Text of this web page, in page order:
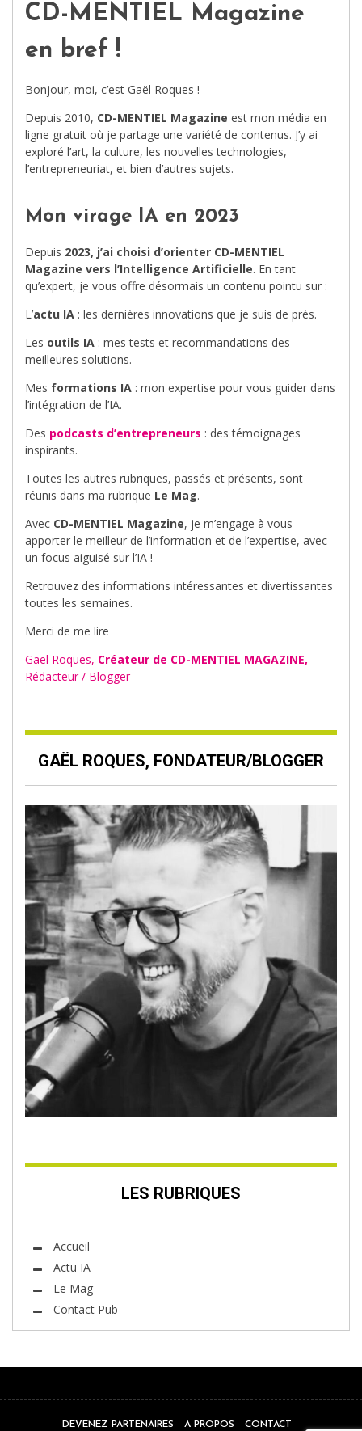
CD-MENTIEL Magazine
en bref !
Bonjour, moi, c’est Gaël Roques !
Depuis 2010, CD-MENTIEL Magazine est mon média en
ligne gratuit où je partage une variété de contenus. J’y ai
exploré l’art, la culture, les nouvelles technologies,
l’entrepreneuriat, et bien d’autres sujets.
Mon virage IA en 2023
Depuis 2023, j’ai choisi d’orienter CD-MENTIEL
Magazine vers l’Intelligence Artificielle. En tant
qu’expert, je vous offre désormais un contenu pointu sur :
L’actu IA : les dernières innovations que je suis de près.
Les outils IA : mes tests et recommandations des
meilleures solutions.
Mes formations IA : mon expertise pour vous guider dans
l’intégration de l’IA.
Des podcasts d’entrepreneurs : des témoignages
inspirants.
Toutes les autres rubriques, passés et présents, sont
réunis dans ma rubrique Le Mag.
Avec CD-MENTIEL Magazine, je m’engage à vous
apporter le meilleur de l’information et de l’expertise, avec
un focus aiguisé sur l’IA !
Retrouvez des informations intéressantes et divertissantes
toutes les semaines.
Merci de me lire
Gaël Roques, Créateur de CD-MENTIEL MAGAZINE,
Rédacteur / Blogger
GAËL ROQUES, FONDATEUR/BLOGGER
LES RUBRIQUES
Accueil
Actu IA
Le Mag
Contact Pub
DEVENEZ PARTENAIRES A PROPOS CONTACT